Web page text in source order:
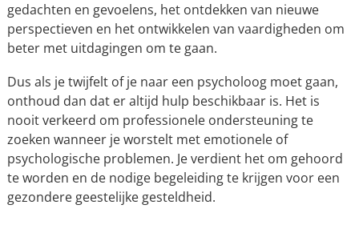
gedachten en gevoelens, het ontdekken van nieuwe
perspectieven en het ontwikkelen van vaardigheden om
beter met uitdagingen om te gaan.
Dus als je twijfelt of je naar een psycholoog moet gaan,
onthoud dan dat er altijd hulp beschikbaar is. Het is
nooit verkeerd om professionele ondersteuning te
zoeken wanneer je worstelt met emotionele of
psychologische problemen. Je verdient het om gehoord
te worden en de nodige begeleiding te krijgen voor een
gezondere geestelijke gesteldheid.